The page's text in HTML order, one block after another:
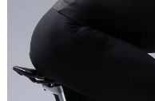
jours,
votre
actualité